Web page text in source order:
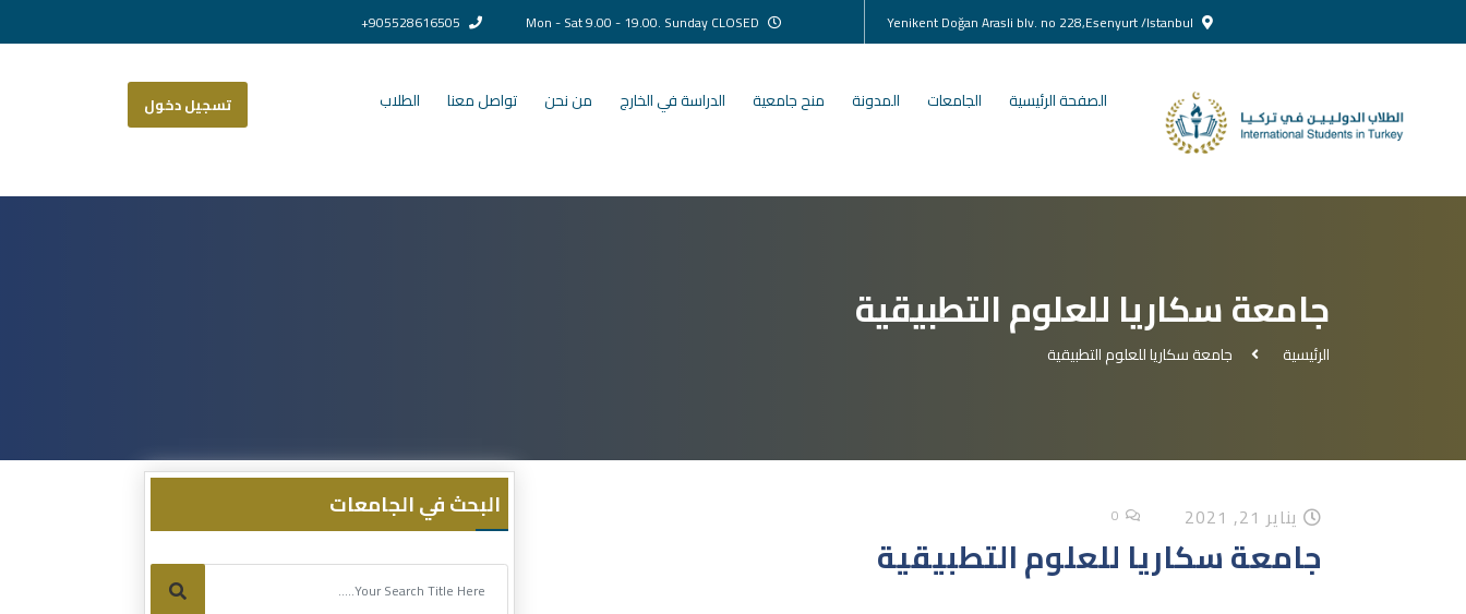
الصفحة الرئيسية الجامعات المدونة منح جامعية الدراسة في الخارج من نحن تواصل معنا الطلاب تسجيل دخول
جامعة سكاريا للعلوم التطبيقية
الرئيسية جامعة سكاريا للعلوم التطبيقية
يناير 21, 2021 0
جامعة سكاريا للعلوم التطبيقية
البحث في الجامعات